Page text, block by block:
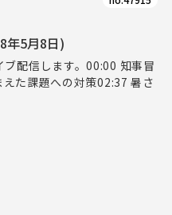
年5月8日)
配信します。00:00 知事冒
た課題への対策02:37 暑さ